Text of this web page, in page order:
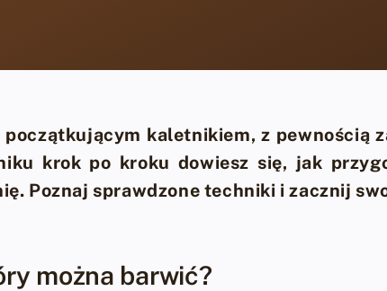
kaletnikiem, z pewnością
krok po kroku dowiesz się, jak
Poznaj sprawdzone techniki i zacznij
można barwić?